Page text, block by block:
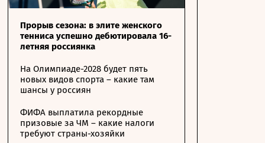
Прорыв сезона: в элите женского
тенниса успешно дебютировала 16-
летняя россиянка
На Олимпиаде-2028 будет пять
новых видов спорта – какие там
шансы у россиян
ФИФА выплатила рекордные
призовые за ЧМ – какие налоги
требуют страны-хозяйки